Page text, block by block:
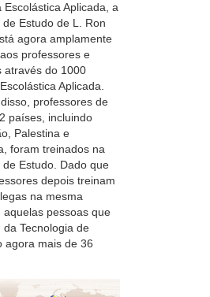
Escolástica Aplicada, a
de Estudo de L. Ron
agora amplamente
professores e
através do 1000
Aplicada.
professores de
países, incluindo
Palestina e
foram treinados na
de Estudo. Dado que
depois treinam
na mesma
aquelas pessoas que
da Tecnologia de
agora mais de 36